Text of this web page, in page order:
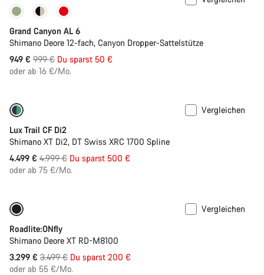
Grand Canyon AL 6
Shimano Deore 12-fach, Canyon Dropper-Sattelstütze
949 € Ursprungspreis
999 € Du sparst 50 €
oder ab 16 €/Mo.
Vergleichen
Lux Trail CF Di2
Shimano XT Di2, DT Swiss XRC 1700 Spline
4.499 € Ursprungspreis
4.999 € Du sparst 500 €
oder ab 75 €/Mo.
Vergleichen
Roadlite:ONfly
Shimano Deore XT RD-M8100
3.299 € Ursprungspreis
3.499 € Du sparst 200 €
oder ab 55 €/Mo.